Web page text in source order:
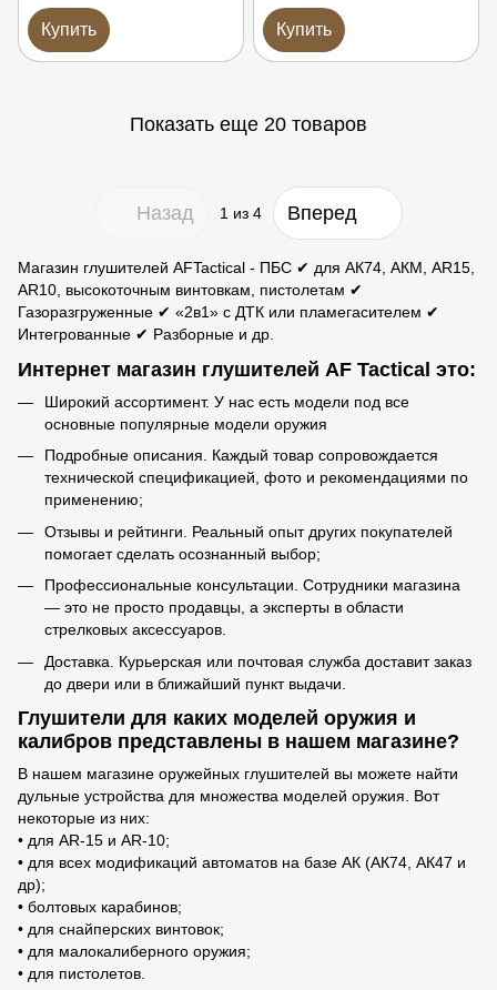
Купить Купить
Показать еще 20 товаров
Назад 1из 4 Вперед
Магазин глушителей AFTactical - ПБС ✔ для АК74, АКМ, AR15,
AR10, высокоточным винтовкам, пистолетам ✔
Газоразгруженные ✔ «2в1» с ДТК или пламегасителем ✔
Интегрованные ✔ Разборные и др.
Интернет магазин глушителей AF Tactical это:
Широкий ассортимент. У нас есть модели под все
основные популярные модели оружия
Подробные описания. Каждый товар сопровождается
технической спецификацией, фото и рекомендациями по
применению;
Отзывы и рейтинги. Реальный опыт других покупателей
помогает сделать осознанный выбор;
Профессиональные консультации. Сотрудники магазина
— это не просто продавцы, а эксперты в области
стрелковых аксессуаров.
Доставка. Курьерская или почтовая служба доставит заказ
до двери или в ближайший пункт выдачи.
Глушители для каких моделей оружия и
калибров представлены в нашем магазине?
В нашем магазине оружейных глушителей вы можете найти
дульные устройства для множества моделей оружия. Вот
некоторые из них:
• для AR-15 и AR-10;
• для всех модификаций автоматов на базе АК (АК74, АК47 и
др);
• болтовых карабинов;
• для снайперских винтовок;
• для малокалиберного оружия;
• для пистолетов.